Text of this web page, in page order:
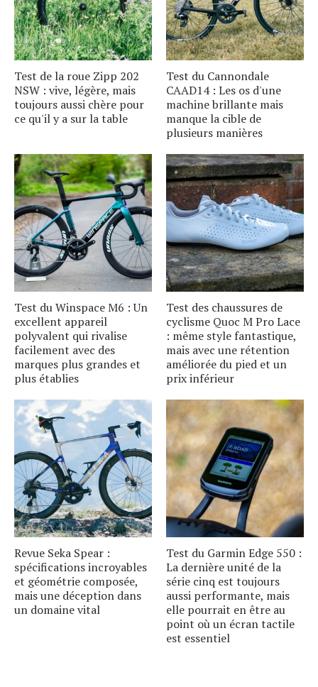
Test de la roue Zipp 202
NSW : vive, légère, mais
toujours aussi chère pour
ce qu'il y a sur la table
Test du Cannondale
CAAD14 : Les os d'une
machine brillante mais
manque la cible de
plusieurs manières
Test du Winspace M6 : Un
excellent appareil
polyvalent qui rivalise
facilement avec des
marques plus grandes et
plus établies
Test des chaussures de
cyclisme Quoc M Pro Lace
: même style fantastique,
mais avec une rétention
améliorée du pied et un
prix inférieur
Revue Seka Spear :
spécifications incroyables
et géométrie composée,
mais une déception dans
un domaine vital
Test du Garmin Edge 550 :
La dernière unité de la
série cinq est toujours
aussi performante, mais
elle pourrait en être au
point où un écran tactile
est essentiel